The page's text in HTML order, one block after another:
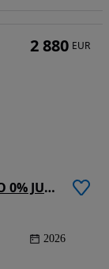
Cyclone Battlo 125 (FINANCIAMENTO 0% JUROS)
2026
2 880 EUR